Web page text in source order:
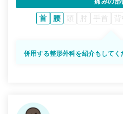
首 腰 頭 肘 手首 背
併用する整形外科を紹介もしてく